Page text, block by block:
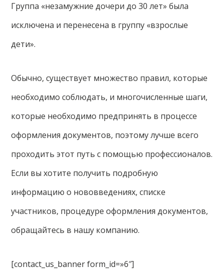
Группа «незамужние дочери до 30 лет» была
исключена и перенесена в группу «взрослые
дети».
Обычно, существует множество правил, которые
необходимо соблюдать, и многочисленные шаги,
которые необходимо предпринять в процессе
оформления документов, поэтому лучше всего
проходить этот путь с помощью профессионалов.
Если вы хотите получить подробную
информацию о нововведениях, списке
участников, процедуре оформления документов,
обращайтесь в нашу компанию.
[contact_us_banner form_id=»6″]